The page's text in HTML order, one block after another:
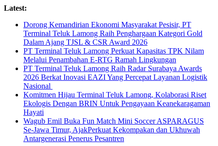
Skip
content
Latest:
Dorong Kemandirian Ekonomi Masyarakat Pesisir, PT
Terminal Teluk Lamong Raih Penghargaan Kategori Gold
Dalam Ajang TJSL & CSR Award 2026
PT Terminal Teluk Lamong Perkuat Kapasitas TPK Nilam
Melalui Penambahan E-RTG Ramah Lingkungan
PT Terminal Teluk Lamong Raih Radar Surabaya Awards
2026 Berkat Inovasi EAZI Yang Percepat Layanan Logistik
Nasional
Komitmen Hijau Terminal Teluk Lamong, Kolaborasi Riset
Ekologis Dengan BRIN Untuk Pengayaan Keanekaragaman
Hayati
Wagub Emil Buka Fun Match Mini Soccer ASPARAGUS
Se-Jawa Timur, AjakPerkuat Kekompakan dan Ukhuwah
Antargenerasi Penerus Pesantren